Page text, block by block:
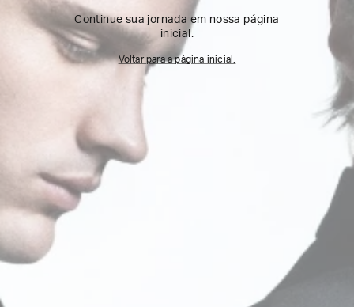
Continue sua jornada em nossa página
inicial.
Voltar para a página inicial.